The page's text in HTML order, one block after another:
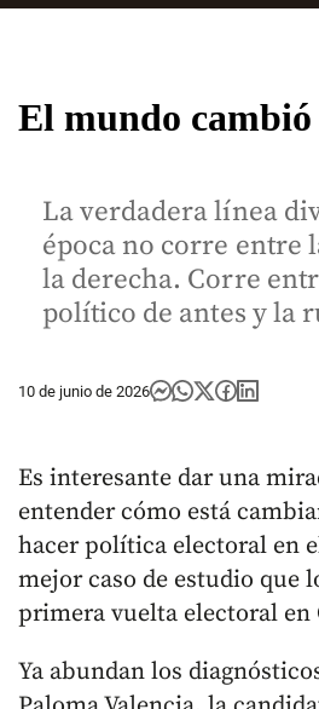
El mundo cambió
La verdadera línea
época no corre entre
la derecha. Corre
político de antes y la
10 de junio de 2026
Es interesante dar una
entender cómo está
hacer política electoral en
mejor caso de estudio que
primera vuelta electoral en
Ya abundan los